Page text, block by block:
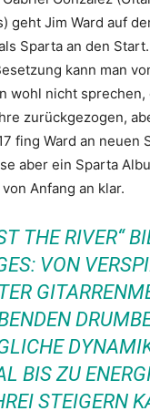
geht Jim Ward auf
Sparta an den
kann man
wohl nicht sprechen,
zurückgezogen,
fing Ward an neuen
aber ein Sparta
Anfang an klar.
THE RIVER“
VON
BIS ZU
STEIGERN